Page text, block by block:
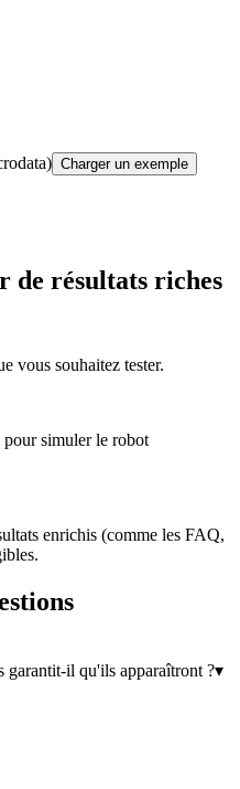
Charger un exemple
de résultats riches
vous souhaitez tester.
simuler le robot
enrichis (comme les FAQ,
garantit-il qu'ils apparaîtront ?▾